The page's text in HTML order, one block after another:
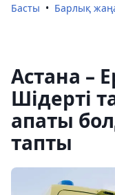
Басты Барлық
Астана –
Шідерті
апаты
тапты